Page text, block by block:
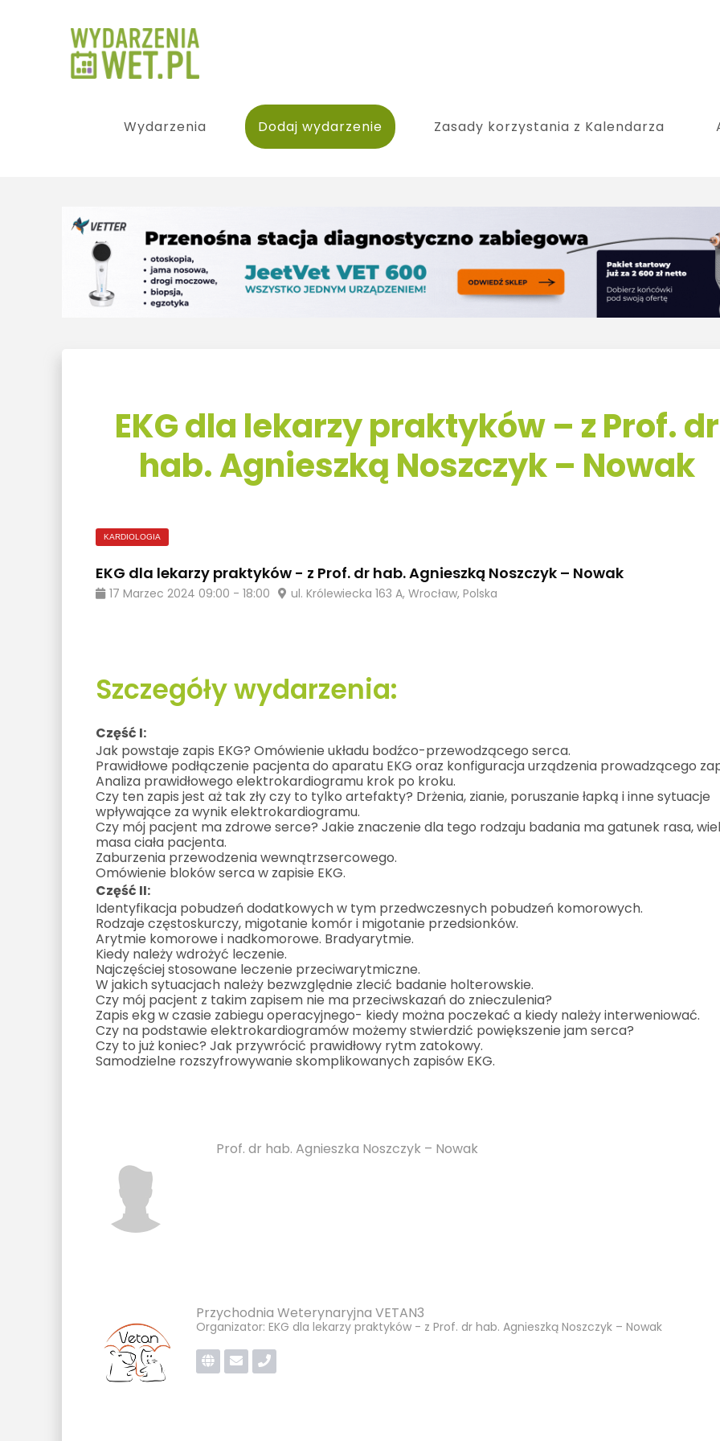
Wydarzenia Dodaj wydarzenie Zasady korzystania z Kalendarza
EKG dla lekarzy praktyków – z Prof. dr
hab. Agnieszką Noszczyk – Nowak
KARDIOLOGIA
EKG dla lekarzy praktyków - z Prof. dr hab. Agnieszką Noszczyk – Nowak
17 Marzec 2024 09:00 -18:00 ul. Królewiecka 163 A, Wrocław, Polska
Szczegóły wydarzenia:
Część I:
Jak powstaje zapis EKG? Omówienie układu bodźco-przewodzącego serca.
Prawidłowe podłączenie pacjenta do aparatu EKG oraz konfiguracja urządzenia prowadzącego
Analiza prawidłowego elektrokardiogramu krok po kroku.
Czy ten zapis jest aż tak zły czy to tylko artefakty? Drżenia, zianie, poruszanie łapką i inne sytuacje
wpływające za wynik elektrokardiogramu.
Czy mój pacjent ma zdrowe serce? Jakie znaczenie dla tego rodzaju badania ma gatunek rasa,
masa ciała pacjenta.
Zaburzenia przewodzenia wewnątrzsercowego.
Omówienie bloków serca w zapisie EKG.
Część II:
Identyfikacja pobudzeń dodatkowych w tym przedwczesnych pobudzeń komorowych.
Rodzaje częstoskurczy, migotanie komór i migotanie przedsionków.
Arytmie komorowe i nadkomorowe. Bradyarytmie.
Kiedy należy wdrożyć leczenie.
Najczęściej stosowane leczenie przeciwarytmiczne.
W jakich sytuacjach należy bezwzględnie zlecić badanie holterowskie.
Czy mój pacjent z takim zapisem nie ma przeciwskazań do znieczulenia?
Zapis ekg w czasie zabiegu operacyjnego- kiedy można poczekać a kiedy należy interweniować.
Czy na podstawie elektrokardiogramów możemy stwierdzić powiększenie jam serca?
Czy to już koniec? Jak przywrócić prawidłowy rytm zatokowy.
Samodzielne rozszyfrowywanie skomplikowanych zapisów EKG.
Prof. dr hab. Agnieszka Noszczyk – Nowak
Przychodnia Weterynaryjna VETAN3
Organizator: EKG dla lekarzy praktyków - z Prof. dr hab. Agnieszką Noszczyk – Nowak